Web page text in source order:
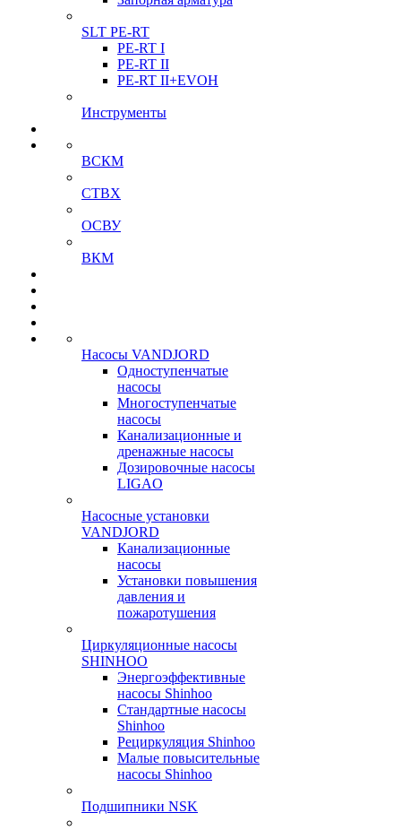
SLT PE-RT
PE-RT I
PE-RT II
PE-RT II+EVOH
Инструменты
ВСКМ
СТВХ
ОСВУ
ВКМ
Насосы VANDJORD
Одноступенчатые
насосы
Многоступенчатые
насосы
Канализационные и
дренажные насосы
Дозировочные насосы
LIGAO
Насосные установки
VANDJORD
Канализационные
насосы
Установки повышения
давления и
пожаротушения
Циркуляционные насосы
SHINHOO
Энергоэффективные
насосы Shinhoo
Стандартные насосы
Shinhoo
Рециркуляция Shinhoo
Малые повысительные
насосы Shinhoo
Подшипники NSK